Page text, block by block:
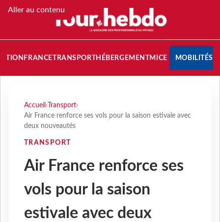
Aller au contenu
FRANCETRANSPORT HÉBERGEMENTMICE MOBILITÉS
Accueil › Transport›
Air France renforce ses vols pour la saison estivale avec
deux nouveautés
TRANSPORT
Air France renforce ses
vols pour la saison
estivale avec deux